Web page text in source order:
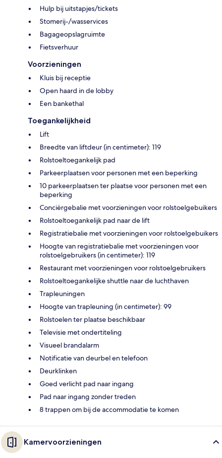
Hulp bij uitstapjes/tickets
Stomerij-/wasservices
Bagageopslagruimte
Fietsverhuur
Voorzieningen
Kluis bij receptie
Open haard in de lobby
Een bankethal
Toegankelijkheid
Lift
Breedte van liftdeur (in centimeter): 119
Rolstoeltoegankelijk pad
Parkeerplaatsen voor personen met een beperking
10 parkeerplaatsen ter plaatse voor personen met een
beperking
Conciërgebalie met voorzieningen voor rolstoelgebuikers
Rolstoeltoegankelijk pad naar de lift
Registratiebalie met voorzieningen voor rolstoelgebuikers
Hoogte van registratiebalie met voorzieningen voor
rolstoelgebruikers (in centimeter): 119
Restaurant met voorzieningen voor rolstoelgebruikers
Rolstoeltoegankelijke shuttle naar de luchthaven
Trapleuningen
Hoogte van trapleuning (in centimeter): 99
Rolstoelen ter plaatse beschikbaar
Televisie met ondertiteling
Visueel brandalarm
Notificatie van deurbel en telefoon
Deurklinken
Goed verlicht pad naar ingang
Pad naar ingang zonder treden
8 trappen om bij de accommodatie te komen
Kamervoorzieningen